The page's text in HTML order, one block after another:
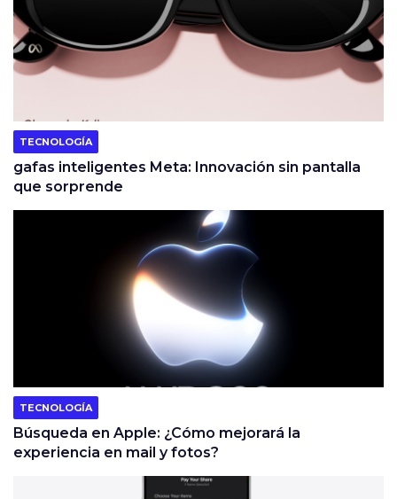
TECNOLOGÍA
gafas inteligentes Meta: Innovación sin pantalla
que sorprende
TECNOLOGÍA
Búsqueda en Apple: ¿Cómo mejorará la
experiencia en mail y fotos?